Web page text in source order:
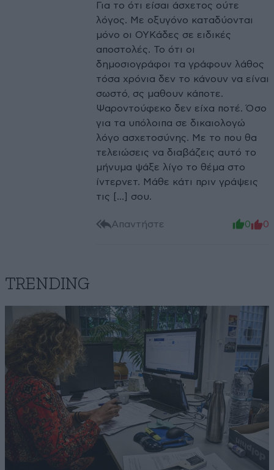
Για το ότι είσαι άσχετος ούτε
λόγος. Με οξυγόνο καταδύονται
μόνο οι ΟΥΚάδες σε ειδικές
αποστολές. Το ότι οι
δημοσιογράφοι τα γράφουν λάθος
τόσα χρόνια δεν το κάνουν να είναι
σωστό, σς μαθουν κάποτε.
Ψαροντούφεκο δεν είχα ποτέ. Όσο
για τα υπόλοιπα σε δικαιολογώ
λόγο ασχετοσύνης. Με το που θα
τελειώσεις να διαβάζεις αυτό το
μήνυμα ψάξε λίγο το θέμα στο
ίντερνετ. Μάθε κάτι πριν γράψεις
τις [...] σου.
Απαντήστε 0 0
TRENDING